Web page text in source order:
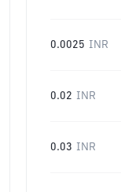
0.0025 INR
0.02 INR
0.03 INR